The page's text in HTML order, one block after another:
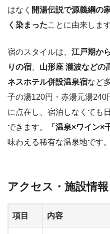
はなく 開湯伝説で源義綱の
く染まったことに由来します
宿のスタイルは、 江戸期か
りの宿
山形座 瀧波などの
ネスホテル併設温泉宿など
子の湯120円・赤湯元湯
に点在し、宿泊しなくても
できます。
「温泉×ワイン×
味わえる稀有な温泉地です。
アクセス・施設情報
項目 内容